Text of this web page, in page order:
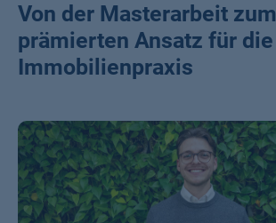
Von der Masterarbeit zum
prämierten Ansatz für die
Immobilienpraxis